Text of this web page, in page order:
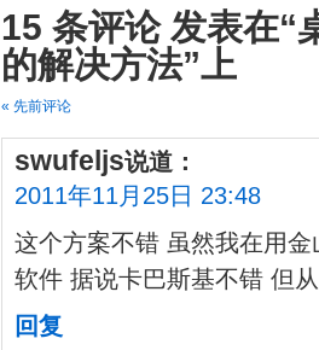
15 条评论 发表在“
的解决方法”上
« 先前评论
swufeljs说道：
2011年11月25日 23:48
这个方案不错 虽然我在用
软件 据说卡巴斯基不错 但
回复